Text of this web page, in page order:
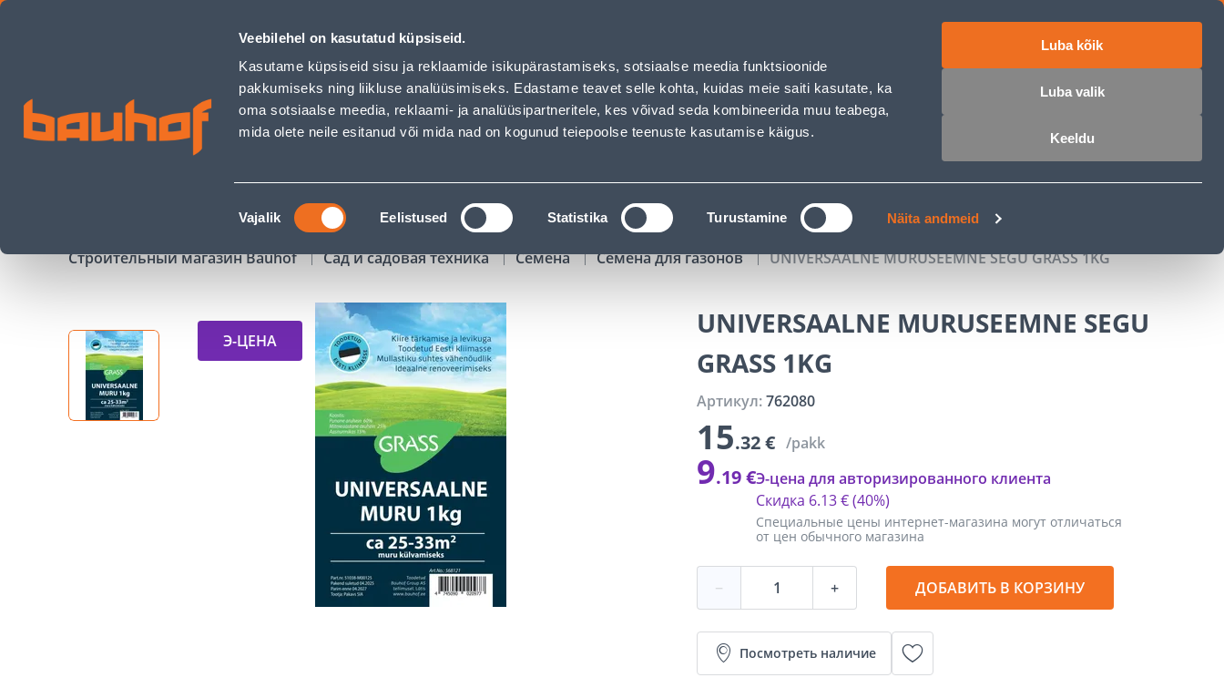
Veebilehel on kasutatud küpsiseid.
Kasutame küpsiseid sisu ja reklaamide isikupärastamiseks, sotsiaalse meedia funktsioonide
pakkumiseks ning liikluse analüüsimiseks. Edastame teavet selle kohta, kuidas meie saiti kasutate, ka
oma sotsiaalse meedia, reklaami- ja analüüsipartneritele, kes võivad seda kombineerida muu teabega,
mida olete neile esitanud või mida nad on kogunud teiepoolse teenuste kasutamise käigus.
Nõusoleku
valik
Vajalik Eelistused Statistika Turustamine Näita andmeid
Luba kõik
Luba valik
Keeldu
UNIVERSAALNE MURUSEEMNE SEGU GRASS 1KG - Bauhof has loaded
Обслуживание бизнес-клиентов Обслуживание частных клиентов Услуги Предложения о работе
ПОИСК
АКЦИИ КАТАЛОГИ АРЕНДА ИНСТРУМЕНТОВ РАССРОЧКА
Строительный магазин Bauhof Сад и садовая техника Семена Семена для газонов UNIVERSAALNE MURUSEEMNE SEGU GRASS 1KG
Э-ЦЕНА
UNIVERSAALNE MURUSEEMNE SEGU
GRASS 1KG
Артикул:762080
15.32 € /pakk
9.19 €
Специальные цены интернет-магазина могут отличаться
от цен обычного магазина
Скидка 6.13 €(40%)
Э-цена для авторизированного клиента
− + ДОБАВИТЬ В КОРЗИНУ
Посмотреть наличие